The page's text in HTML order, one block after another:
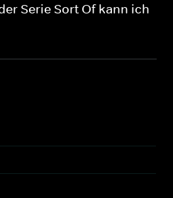
Serie Sort Of kann ich